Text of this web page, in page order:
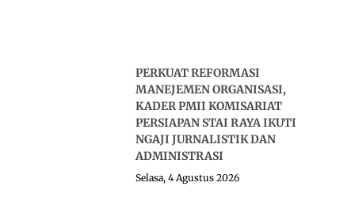
PERKUAT REFORMASI
MANEJEMEN ORGANISASI,
KADER PMII KOMISARIAT
PERSIAPAN STAI RAYA IKUTI
NGAJI JURNALISTIK DAN
ADMINISTRASI
Selasa, 4 Agustus 2026